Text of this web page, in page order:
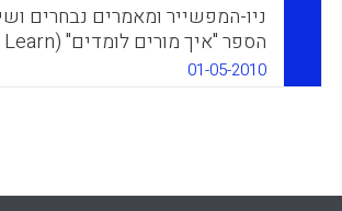
ניו-המפשייר ומאמרים נבחרים
את ההתפתחות ואת ההישגים של
01-05-2010